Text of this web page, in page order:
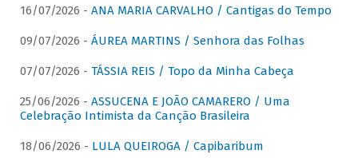
16/07/2026 - ANA MARIA CARVALHO / Cantigas do Tempo
09/07/2026 - ÁUREA MARTINS / Senhora das Folhas
07/07/2026 - TÁSSIA REIS / Topo da Minha Cabeça
25/06/2026 - ASSUCENA E JOÃO CAMARERO / Uma
Celebração Intimista da Canção Brasileira
18/06/2026 - LULA QUEIROGA / Capibaribum